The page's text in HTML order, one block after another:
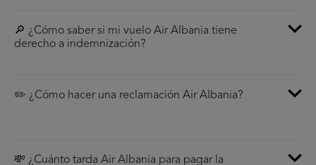
🔎 ¿Cómo saber si mi vuelo Air Albania tiene
derecho a indemnización?
✏️ ¿Cómo hacer una reclamación Air Albania?
💸 ¿Cuánto tarda Air Albania para pagar la